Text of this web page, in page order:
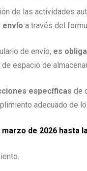
de las actividades
envío a través del
de envío, es
espacio de
específicas de
adecuado de
de 2026 hasta